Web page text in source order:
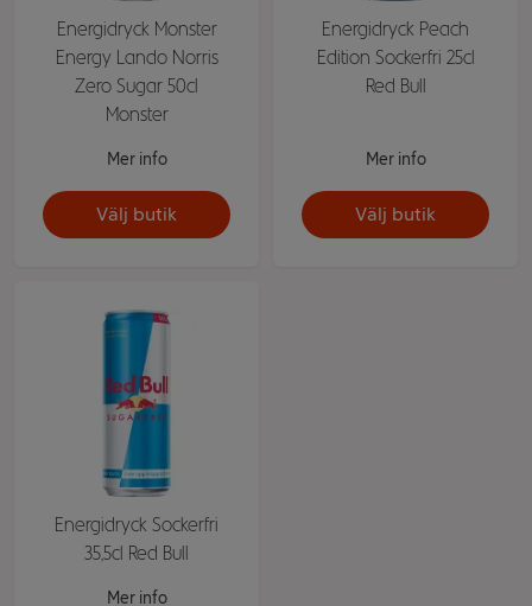
Energidryck Monster
Energy Lando Norris
Zero Sugar 50cl
Monster
Mer info
Välj butik
Energidryck Peach
Edition Sockerfri 25cl
Red Bull
Mer info
Välj butik
Energidryck Sockerfri
35,5cl Red Bull
Mer info